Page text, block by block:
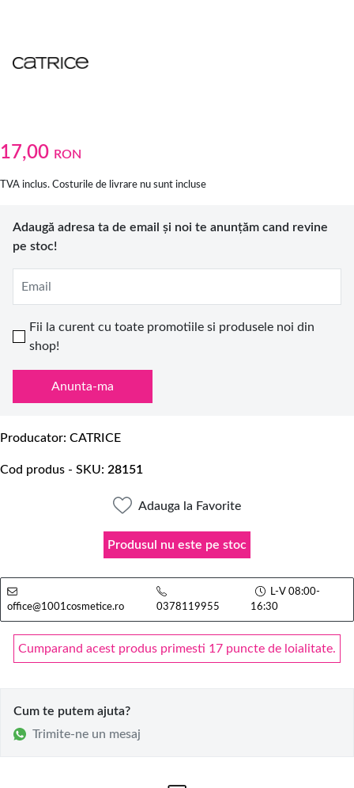
17,00 RON
TVA inclus. Costurile de livrare nu sunt incluse
Adaugă adresa ta de email și noi te anunțăm cand revine
pe stoc!
Email
Fii la curent cu toate promotiile si produsele noi din
shop!
Anunta-ma
Producator CATRICE
Cod produs - SKU 28151
Adauga la Favorite
Produsul nu este pe stoc
office@1001cosmetice.ro 0378119955
L-V 08:00-
16:30
Cumparand acest produs primesti 17 puncte de loialitate.
Cum te putem ajuta?
Trimite-ne un mesaj